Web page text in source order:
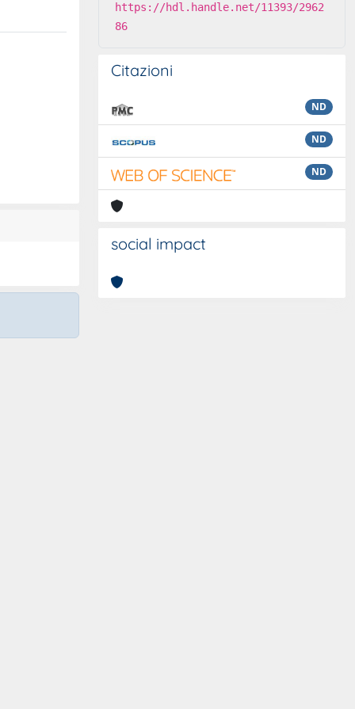
https://hdl.handle.net/11393/2962
86
Citazioni
ND
ND
ND
social impact